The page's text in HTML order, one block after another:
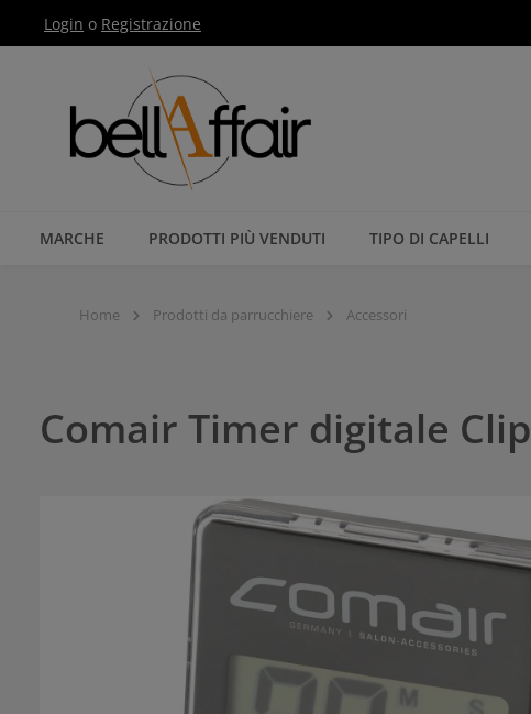
alla navigazione principale
Login o Registrazione
MARCHE PRODOTTI PIÙ VENDUTI TIPO DI CAPELLI
Home Prodotti da parrucchiere Accessori
Comair Timer digitale Clip
Salta la galleria di immagini